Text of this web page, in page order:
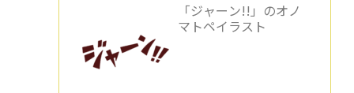
「ジャーン!!」のオノ
マトペイラスト